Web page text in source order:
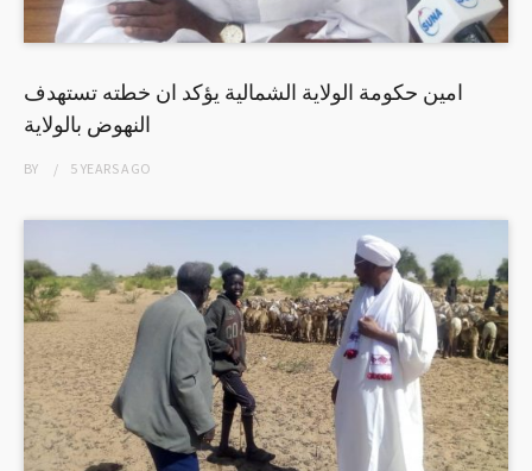
امين حكومة الولاية الشمالية يؤكد ان خطته تستهدف
النهوض بالولاية
BY 5 YEARSAGO